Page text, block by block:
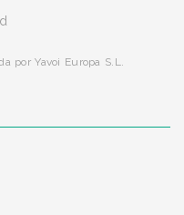
por Yavoi Europa S.L.